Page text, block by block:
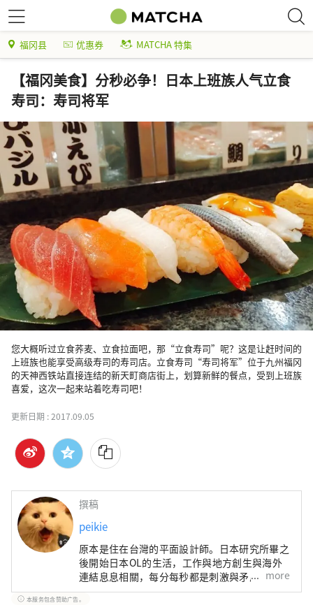
福冈县 优惠券 MATCHA 特集
【福冈美食】分秒必争！日本上班族人气立食
寿司：寿司将军
您大概听过立食荞麦、立食拉面吧，那“立食寿司”呢？这是让赶时间的
上班族也能享受高级寿司的寿司店。立食寿司“寿司将军”位于九州福冈
的天神西铁站直接连结的新天町商店街上，划算新鲜的餐点，受到上班族
喜爱，这次一起来站着吃寿司吧！
更新日期 :2017.09.05
撰稿
peikie
原本是住在台灣的平面設計師。日本研究所畢之
後開始日本OL的生活，工作與地方創生與海外
連結息息相關，每分每秒都是刺激與矛盾的過
程。【http://peikie1.pixnet.net/blog】
more
本服务包含赞助广告。